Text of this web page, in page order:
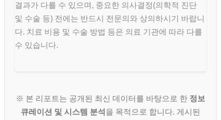
결과가 다를 수 있으며, 중요한 의사결정(의학적 진단
및 수술 등) 전에는 반드시 전문의와 상의하시기 바랍니
다. 치료 비용 및 수술 방법 등은 의료 기관에 따라 다를
수 있습니다.
※ 본 리포트는 공개된 최신 데이터를 바탕으로 한 정보
큐레이션 및 시스템 분석 을 목적으로 합니다. 게시된